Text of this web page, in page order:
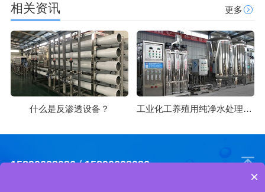
相关资讯 更多
什么是反渗透设备？ 工业化工养殖用纯净水处理方法
15890628086/15890628086
×